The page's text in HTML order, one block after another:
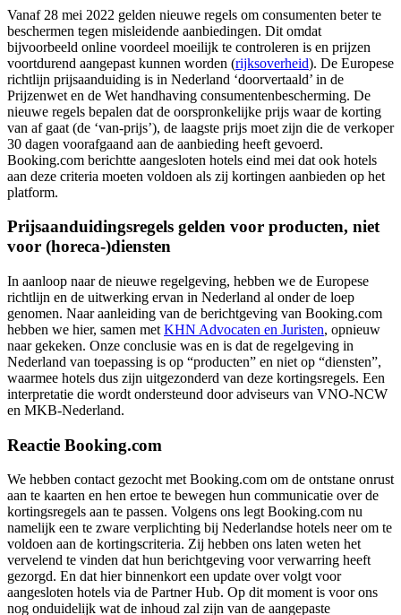
Vanaf 28 mei 2022 gelden nieuwe regels om consumenten beter te
beschermen tegen misleidende aanbiedingen. Dit omdat
bijvoorbeeld online voordeel moeilijk te controleren is en prijzen
voortdurend aangepast kunnen worden (rijksoverheid). De Europese
richtlijn prijsaanduiding is in Nederland ‘doorvertaald’ in de
Prijzenwet en de Wet handhaving consumentenbescherming. De
nieuwe regels bepalen dat de oorspronkelijke prijs waar de korting
van af gaat (de ‘van-prijs’), de laagste prijs moet zijn die de verkoper
30 dagen voorafgaand aan de aanbieding heeft gevoerd.
Booking.com berichtte aangesloten hotels eind mei dat ook hotels
aan deze criteria moeten voldoen als zij kortingen aanbieden op het
platform.
Prijsaanduidingsregels gelden voor producten, niet
voor (horeca-)diensten
In aanloop naar de nieuwe regelgeving, hebben we de Europese
richtlijn en de uitwerking ervan in Nederland al onder de loep
genomen. Naar aanleiding van de berichtgeving van Booking.com
hebben we hier, samen met KHN Advocaten en Juristen, opnieuw
naar gekeken. Onze conclusie was en is dat de regelgeving in
Nederland van toepassing is op “producten” en niet op “diensten”,
waarmee hotels dus zijn uitgezonderd van deze kortingsregels. Een
interpretatie die wordt ondersteund door adviseurs van VNO-NCW
en MKB-Nederland.
Reactie Booking.com
We hebben contact gezocht met Booking.com om de ontstane onrust
aan te kaarten en hen ertoe te bewegen hun communicatie over de
kortingsregels aan te passen. Volgens ons legt Booking.com nu
namelijk een te zware verplichting bij Nederlandse hotels neer om te
voldoen aan de kortingscriteria. Zij hebben ons laten weten het
vervelend te vinden dat hun berichtgeving voor verwarring heeft
gezorgd. En dat hier binnenkort een update over volgt voor
aangesloten hotels via de Partner Hub. Op dit moment is voor ons
nog onduidelijk wat de inhoud zal zijn van de aangepaste